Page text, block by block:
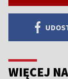
WIĘCEJ